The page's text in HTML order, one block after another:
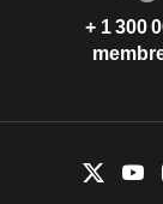
+ 1 300